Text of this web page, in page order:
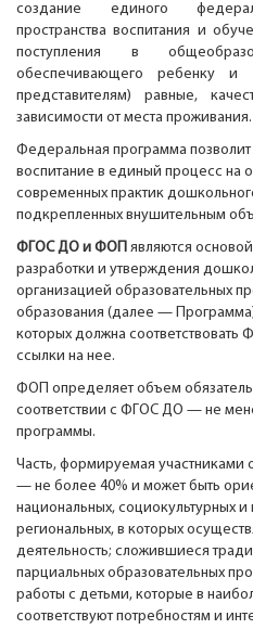
создание единого
пространства воспитания и
поступления в
обеспечивающего ребенку и
представителям) равные,
зависимости от места проживания.
Федеральная программа
воспитание в единый процесс на
современных практик
подкрепленных внушительным
ФГОС ДО и ФОП являются
разработки и утверждения
организацией образовательных
образования (далее —
которых должна
ссылки на нее.
ФОП определяет объем
соответствии с ФГОС ДО — не
программы.
Часть, формируемая участниками
— не более 40% и может быть
национальных, социокультурных
региональных, в которых
деятельность; сложившиеся
парциальных образовательных
работы с детьми, которые в
соответствуют потребностям и